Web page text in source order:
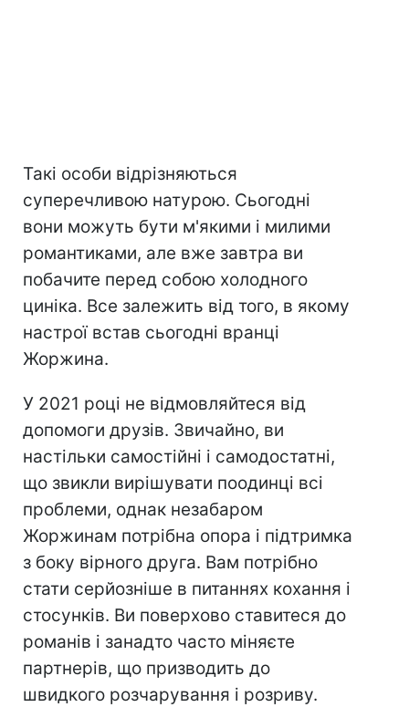
Такі особи відрізняються
суперечливою натурою. Сьогодні
вони можуть бути м'якими і милими
романтиками, але вже завтра ви
побачите перед собою холодного
циніка. Все залежить від того, в якому
настрої встав сьогодні вранці
Жоржина.
У 2021 році не відмовляйтеся від
допомоги друзів. Звичайно, ви
настільки самостійні і самодостатні,
що звикли вирішувати поодинці всі
проблеми, однак незабаром
Жоржинам потрібна опора і підтримка
з боку вірного друга. Вам потрібно
стати серйозніше в питаннях кохання і
стосунків. Ви поверхово ставитеся до
романів і занадто часто міняєте
партнерів, що призводить до
швидкого розчарування і розриву.